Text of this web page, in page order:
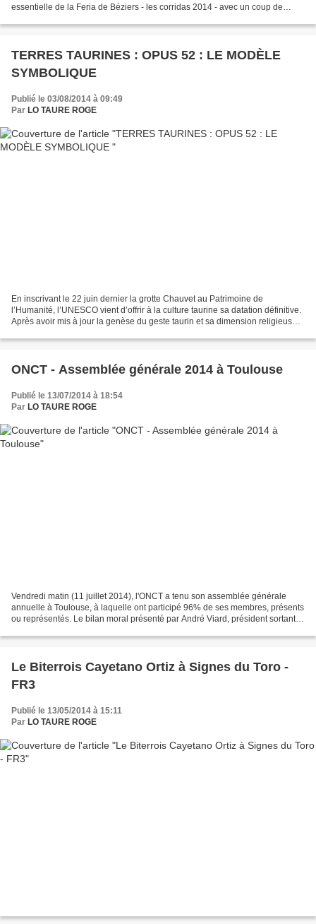
essentielle de la Feria de Béziers - les corridas 2014 - avec un coup de
TERRES TAURINES : OPUS 52 : LE MODÈLE
SYMBOLIQUE
Publié le 03/08/2014 à 09:49
Par LO TAURE ROGE
En inscrivant le 22 juin dernier la grotte Chauvet au Patrimoine de
l’Humanité, l’UNESCO vient d’offrir à la culture taurine sa datation définitive.
Après avoir mis à jour la genèse du geste taurin et sa dimension religieuse
ONCT - Assemblée générale 2014 à Toulouse
Publié le 13/07/2014 à 18:54
Par LO TAURE ROGE
Vendredi matin (11 juillet 2014), l'ONCT a tenu son assemblée générale
annuelle à Toulouse, à laquelle ont participé 96% de ses membres, présents
ou représentés. Le bilan moral présenté par André Viard, président sortant
Le Biterrois Cayetano Ortiz à Signes du Toro -
FR3
Publié le 13/05/2014 à 15:11
Par LO TAURE ROGE